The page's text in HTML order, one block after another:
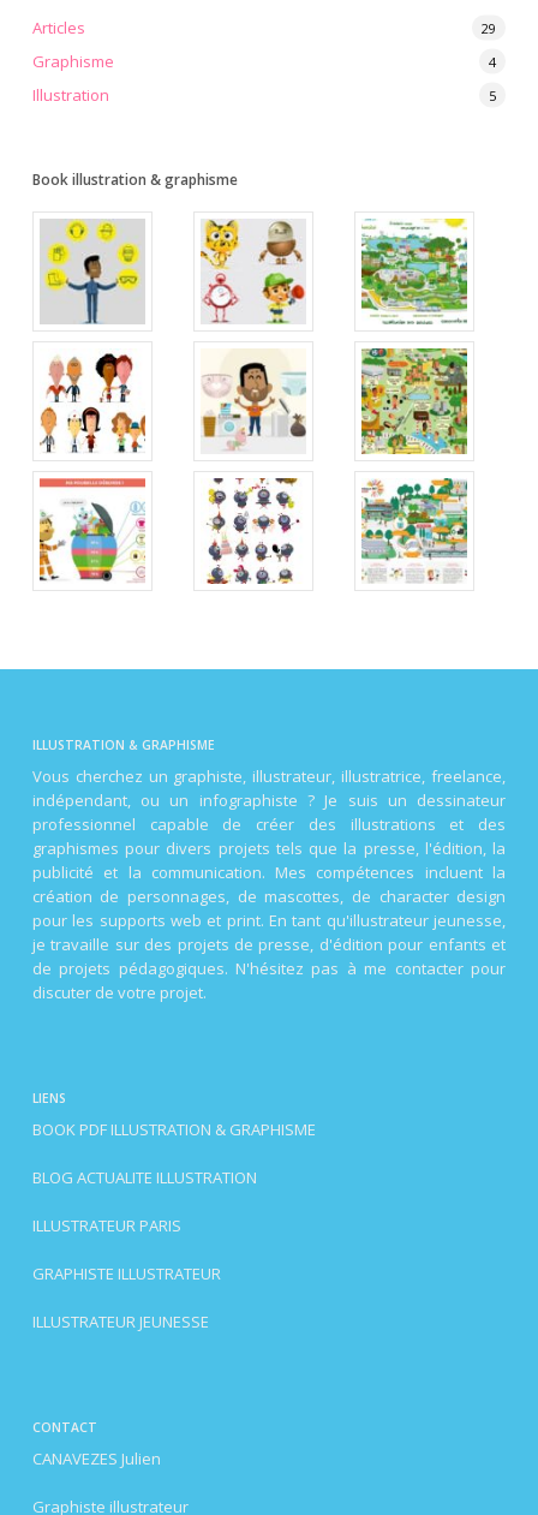
Articles 29
Graphisme 4
Illustration 5
Book illustration & graphisme
ILLUSTRATION & GRAPHISME
Vous cherchez un graphiste, illustrateur, illustratrice, freelance,
indépendant, ou un infographiste ? Je suis un dessinateur
professionnel capable de créer des illustrations et des
graphismes pour divers projets tels que la presse, l'édition, la
publicité et la communication. Mes compétences incluent la
création de personnages, de mascottes, de character design
pour les supports web et print. En tant qu'illustrateur jeunesse,
je travaille sur des projets de presse, d'édition pour enfants et
de projets pédagogiques. N'hésitez pas à me contacter pour
discuter de votre projet.
LIENS
BOOK PDF ILLUSTRATION & GRAPHISME
BLOG ACTUALITE ILLUSTRATION
ILLUSTRATEUR PARIS
GRAPHISTE ILLUSTRATEUR
ILLUSTRATEUR JEUNESSE
CONTACT
CANAVEZES Julien
Graphiste illustrateur